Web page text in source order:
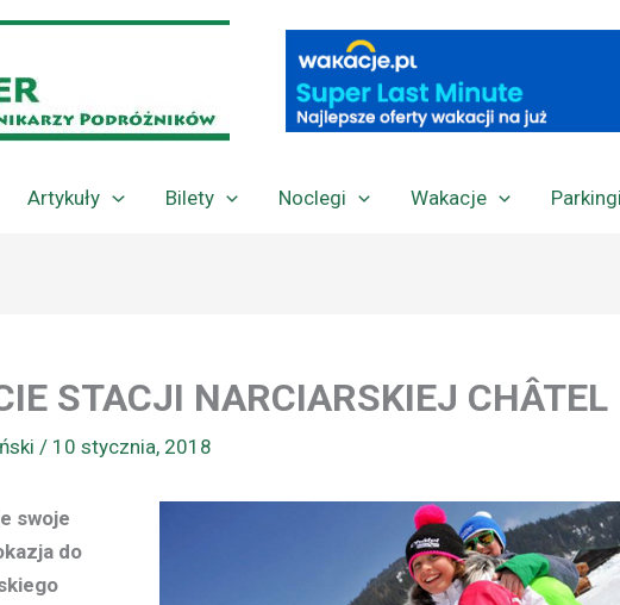
Artykuły Bilety Noclegi Wakacje
STACJI NARCIARSKIEJ CHÂTEL
/ 10 stycznia, 2018
swoje
do